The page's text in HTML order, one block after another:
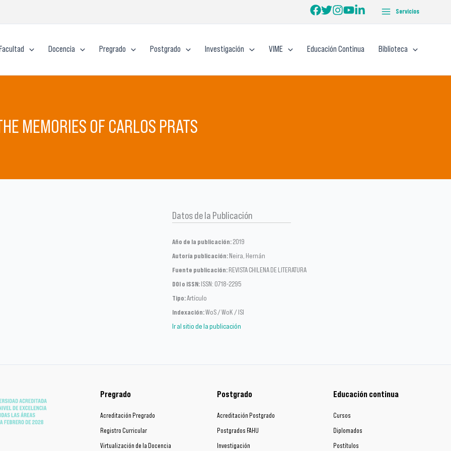
Servicios
Docencia Pregrado Postgrado Investigación VIME Educación Continua Biblioteca
MEMORIES OF CARLOS PRATS
Datos de la Publicación
Año de la publicación:2019
Autoría publicación:Neira, Hernán
Fuente publicación:REVISTA CHILENA DE LITERATURA
DOI o ISSN:ISSN: 0718-2295
Tipo:Artículo
Indexación:WoS / WoK / ISI
Ir al sitio de la publicación
Pregrado
Acreditación Pregrado
Registro Curricular
Virtualización de la Docencia
Postgrado
Acreditación Postgrado
Postgrados FAHU
Investigación
Educación continua
Cursos
Diplomados
Postítulos